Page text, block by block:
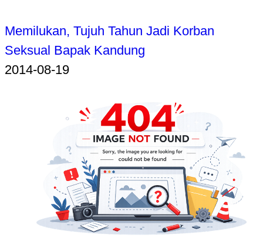
Memilukan, Tujuh Tahun Jadi Korban
Seksual Bapak Kandung
2014-08-19